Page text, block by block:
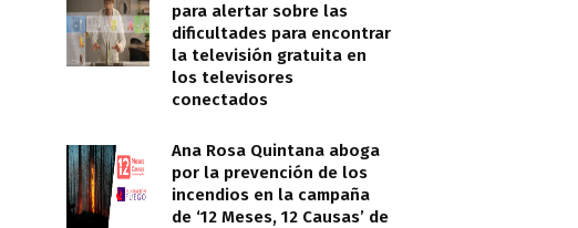
para alertar sobre las
dificultades para encontrar
la televisión gratuita en
los televisores
conectados
Ana Rosa Quintana aboga
por la prevención de los
incendios en la campaña
de ‘12 Meses, 12 Causas’ de